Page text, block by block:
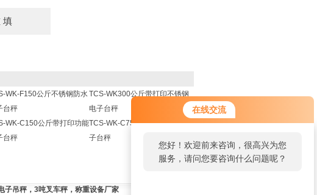
在线交流
您好！欢迎前来咨询，很高兴为您
服务，请问您要咨询什么问题呢？
WK-F150公斤不锈钢防水
台秤
TCS-WK300公斤带打印不锈钢
电子台秤
WK-C150公斤带打印功能
台秤
TCS-WK-C75kg带打印功能电
子台秤
子吊秤，3吨叉车秤，称重设备厂家